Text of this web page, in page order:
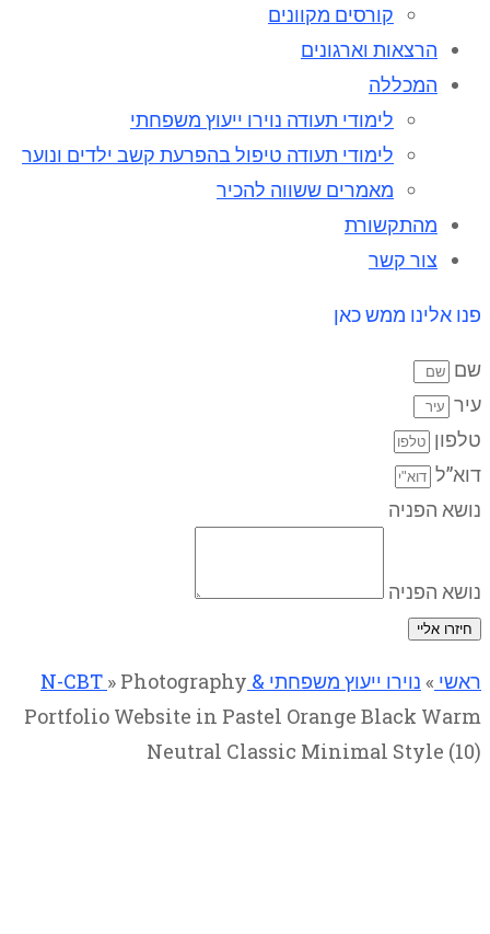
קורסים מקוונים
הרצאות וארגונים
המכללה
לימודי תעודה נוירו ייעוץ משפחתי
לימודי תעודה טיפול בהפרעת קשב ילדים ונוער
מאמרים ששווה להכיר
מהתקשורת
צור קשר
פנו אלינו ממש כאן
שם
עיר
טלפון
דוא”ל
נושא הפניה
נושא הפניה
חיזרו אליי
ראשי » נוירו ייעוץ משפחתי & N-CBT » Photography
Portfolio Website in Pastel Orange Black Warm
Neutral Classic Minimal Style (10)